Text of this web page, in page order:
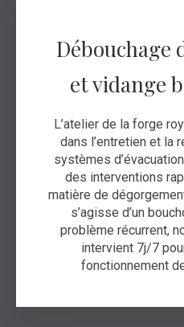
Débouchage
et vidange
L’atelier de la forge
dans l’entretien et la
systèmes
des interventions
matière de
s’agisse d’un
problème récurrent,
intervient 7j/7
fonctionnement